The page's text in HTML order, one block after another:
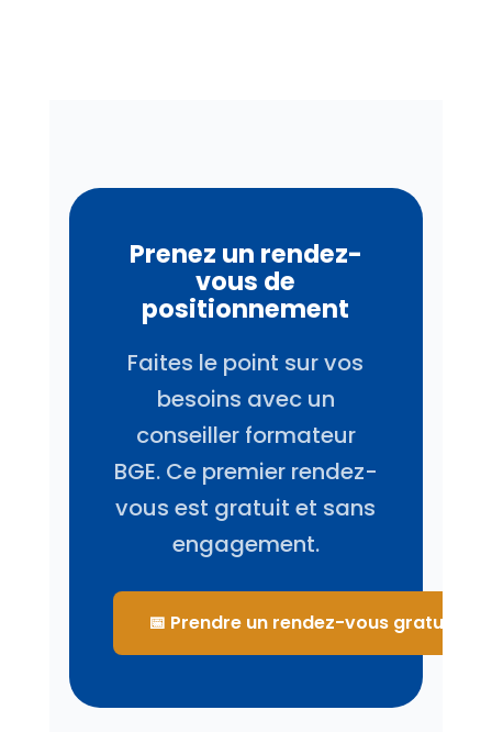
Prenez un rendez-
vous de
positionnement
Faites le point sur vos
besoins avec un
conseiller formateur
BGE. Ce premier rendez-
vous est gratuit et sans
engagement.
📅 Prendre un rendez-vous gratuit